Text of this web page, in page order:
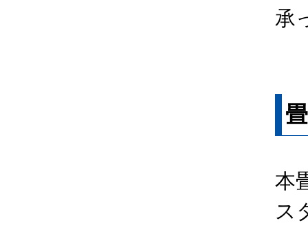
承
本
ス